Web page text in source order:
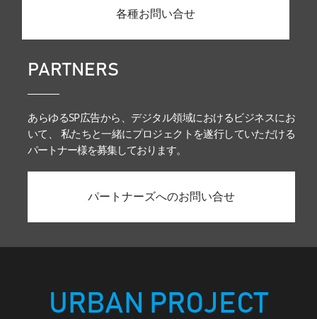
各種お問い合せ
PARTNERS
あらゆるSP広告から、デジタル領域におけるビジネスにお
いて、 私たちと一緒にプロジェクトを遂行していただける
パートナー様を募集しております。
パートナーズへのお問い合せ
URBAN PROJECT